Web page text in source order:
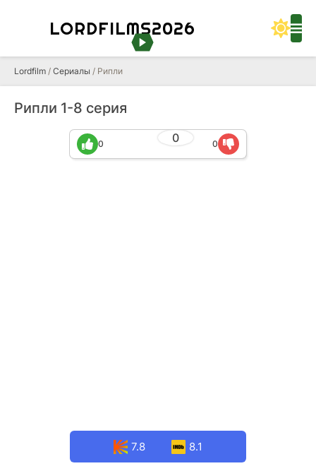
LORDFILMS2026
Lordfilm / Сериалы / Рипли
Рипли 1-8 серия
0
0 0
7.8 8.1